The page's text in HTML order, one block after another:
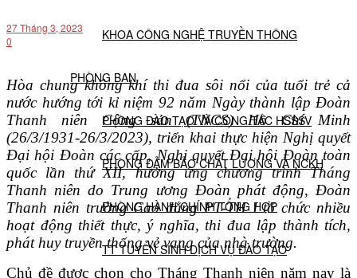
KHOA CÔNG NGHỆ TRUYỀN THÔNG
PHÒNG BAN
PHÒNG ĐÀO TẠO VÀ CÔNG TÁC HSSSV
PHÒNG ĐẢM BẢO CHẤT LƯỢNG VÀ NCKH
PHÒNG HÀNH CHÍNH TỔNG HỢP
TT TUYỂN SINH DỊCH VỤ ĐÀO TẠO
27 Tháng 3, 2023
0
Hòa chung không khí thi đua sôi nổi của tuổi trẻ cả
nước hướng tới kỉ niệm 92 năm Ngày thành lập Đoàn
Thanh niên Cộng sản (TNCS) Hồ Chí Minh
(26/3/1931-26/3/2023), triển khai thực hiện Nghị quyết
Đại hội Đoàn các cấp, Nghị quyết Đại hội Đoàn toàn
quốc lần thứ XII, hưởng ứng chương trình Tháng
Thanh niên do Trung ương Đoàn phát động, Đoàn
Thanh niên trường Cao đẳng PT-TH I tổ chức nhiều
hoạt động thiết thực, ý nghĩa, thi đua lập thành tích,
phát huy truyền thống vẻ vang của nhà trường.
Chủ đề được chọn cho Tháng Thanh niên năm nay là